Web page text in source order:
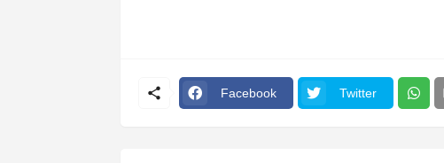
Facebook Twitter